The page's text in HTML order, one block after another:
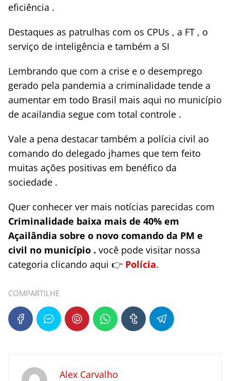
eficiência .
Destaques as patrulhas com os CPUs , a FT , o
serviço de inteligência e também a SI
Lembrando que com a crise e o desemprego
gerado pela pandemia a criminalidade tende a
aumentar em todo Brasil mais aqui no município
de acailandia segue com total controle .
Vale a pena destacar também a polícia civil ao
comando do delegado jhames que tem feito
muitas ações positivas em benéfico da
sociedade .
Quer conhecer ver mais notícias parecidas com
Criminalidade baixa mais de 40% em
Açailândia sobre o novo comando da PM e
civil no município . você pode visitar nossa
categoria clicando aqui 👉 Polícia.
COMPARTILHE
Alex Carvalho